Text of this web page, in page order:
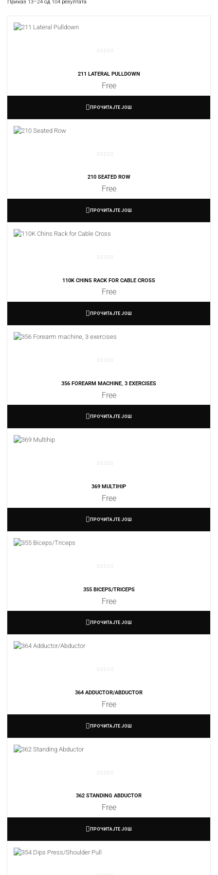
211 LATERAL PULLDOWN
Free
ПРОЧИТАЈТЕ ЈОШ
210 SEATED ROW
Free
ПРОЧИТАЈТЕ ЈОШ
110K CHINS RACK FOR CABLE CROSS
Free
ПРОЧИТАЈТЕ ЈОШ
356 FOREARM MACHINE, 3 EXERCISES
Free
ПРОЧИТАЈТЕ ЈОШ
369 MULTIHIP
Free
ПРОЧИТАЈТЕ ЈОШ
355 BICEPS/TRICEPS
Free
ПРОЧИТАЈТЕ ЈОШ
364 ADDUCTOR/ABDUCTOR
Free
ПРОЧИТАЈТЕ ЈОШ
362 STANDING ABDUCTOR
Free
ПРОЧИТАЈТЕ ЈОШ